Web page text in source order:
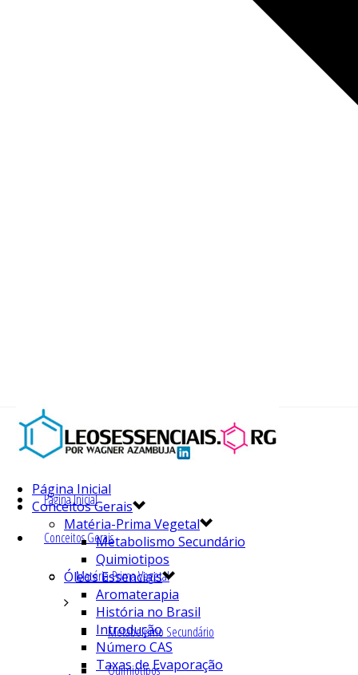
Página Inicial
Conceitos Gerais
Matéria-Prima Vegetal
Metabolismo Secundário
Quimiotipos
Página Inicial
Conceitos Gerais
Matéria-Prima Vegetal
Metabolismo Secundário
Quimiotipos
Óleos Essenciais
Aromaterapia
História no Brasil
Introdução
Número CAS
Taxas de Evaporação